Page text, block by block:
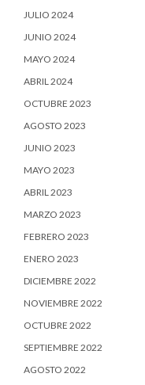
JULIO 2024
JUNIO 2024
MAYO 2024
ABRIL 2024
OCTUBRE 2023
AGOSTO 2023
JUNIO 2023
MAYO 2023
ABRIL 2023
MARZO 2023
FEBRERO 2023
ENERO 2023
DICIEMBRE 2022
NOVIEMBRE 2022
OCTUBRE 2022
SEPTIEMBRE 2022
AGOSTO 2022